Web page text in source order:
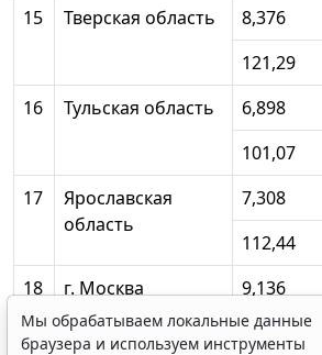
15
Тверская область 8,376
121,29
16
Тульская область 6,898
101,07
17
Ярославская
область
7,308
112,44
18
г. Москва 9,136
134,21
Мы обрабатываем локальные данные
браузера и используем инструменты